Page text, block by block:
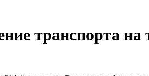
транспорта на